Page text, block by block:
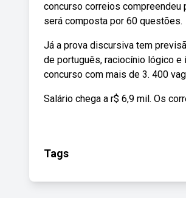
concurso correios compreendeu
será composta por 60 questões.
Já a prova discursiva tem
de português, raciocínio lógico
concurso com mais de 3. 400
Salário chega a r$ 6,9 mil. Os
Tags